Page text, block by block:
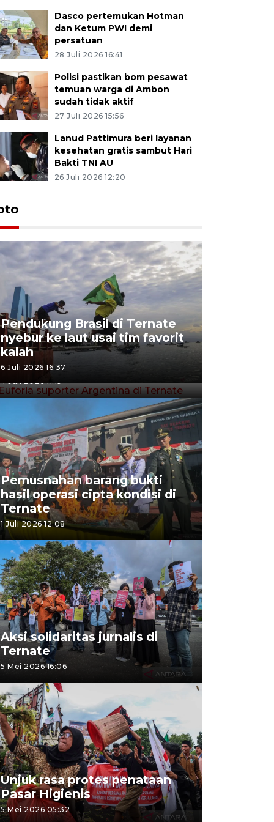
Dasco pertemukan Hotman
dan Ketum PWI demi
persatuan
28 Juli 2026 16:41
Polisi pastikan bom pesawat
temuan warga di Ambon
sudah tidak aktif
27 Juli 2026 15:56
Lanud Pattimura beri layanan
kesehatan gratis sambut Hari
Bakti TNI AU
26 Juli 2026 12:20
Pendukung Brasil di Ternate
nyebur ke laut usai tim favorit
kalah
6 Juli 2026 16:37
Euforia suporter Argentina di
Ternate
Pemusnahan barang bukti
hasil operasi cipta kondisi di
Ternate
1 Juli 2026 12:08
Aksi solidaritas jurnalis di
Ternate
5 Mei 2026 16:06
Unjuk rasa protes penataan
Pasar Higienis
5 Mei 2026 05:32